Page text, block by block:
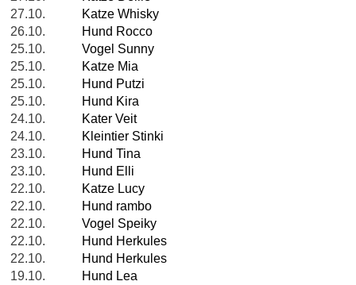
27.10.
Katze Whisky
26.10.
Hund Rocco
25.10.
Vogel Sunny
25.10.
Katze Mia
25.10.
Hund Putzi
25.10.
Hund Kira
24.10.
Kater Veit
24.10.
Kleintier Stinki
23.10.
Hund Tina
23.10.
Hund Elli
22.10.
Katze Lucy
22.10.
Hund rambo
22.10.
Vogel Speiky
22.10.
Hund Herkules
22.10.
Hund Herkules
19.10.
Hund Lea